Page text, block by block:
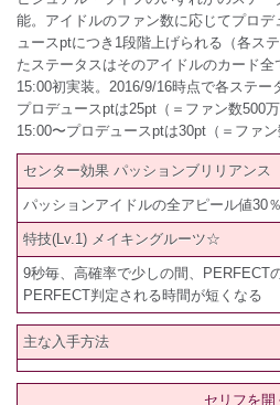
能。アイドルのファン数に応じてプロ
ュースptにつき1段階上げられる（各ス
たステータスはそのアイドルのカード
15:00初実装。2016/9/16時点で各ステー
プロデュースptは25pt（＝ファン数500
15:00〜プロデュースptは30pt（＝ファン
センター効果 パッションブリリアンス
パッションアイドルの全アピール値30
特技(Lv.1) メイキングルーツ☆
9秒毎、高確率で少しの間、PERFECT
PERFECT判定される時間が短くなる
主な入手方法
セリフを開